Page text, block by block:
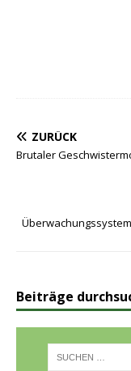
ZURÜCK
Brutaler
Beiträge